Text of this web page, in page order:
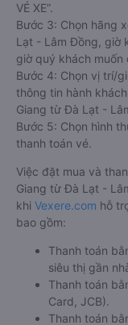
VÉ XE”.
Bước 3: Chọn hãng
Lạt - Lâm Đồng, giờ
giờ quý khách muốn
Bước 4: Chọn vị trí/
thông tin hành
Giang từ Đà Lạt -
Bước 5: Chọn hình
thanh toán vé.
Việc đặt mua và
Giang từ Đà Lạt -
khi Vexere.com hỗ
bao gồm:
Thanh toán
siêu thị gần
Thanh toán
Card, JCB).
Thanh toán